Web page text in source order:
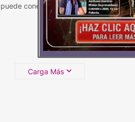
puede conectars…
Carga Más